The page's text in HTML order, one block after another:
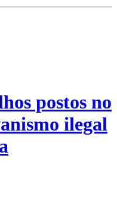
postos no
ilegal